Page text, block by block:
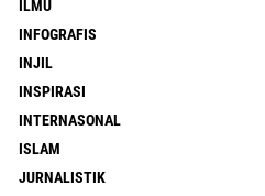
ILMU
INFOGRAFIS
INJIL
INSPIRASI
INTERNASONAL
ISLAM
JURNALISTIK